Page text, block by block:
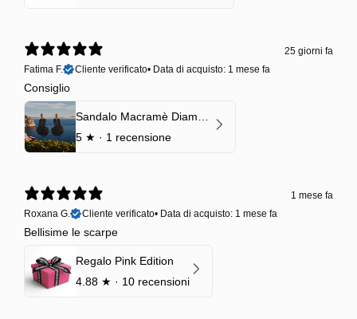
25 giorni fa
Fatima F.
Cliente verificato• Data di acquisto: 1 mese fa
Consiglio
5 ★ · 1 recensione
1 mese fa
Roxana G.
Cliente verificato• Data di acquisto: 1 mese fa
Bellisime le scarpe
Regalo Pink Edition
4.88 ★ · 10 recensioni